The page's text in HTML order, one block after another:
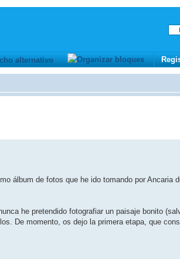
álbum de fotos que he ido tomando por Ancaria
he pretendido fotografiar un paisaje bonito
De momento, os dejo la primera etapa, que